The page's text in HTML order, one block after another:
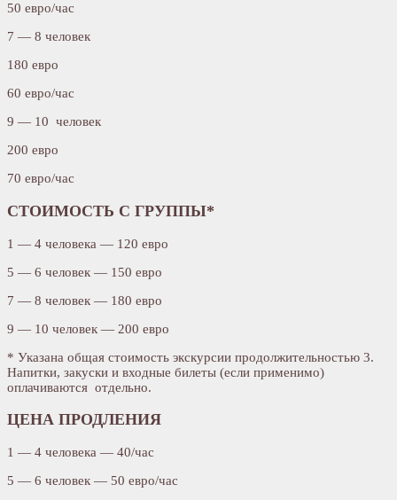
50 евро/час
7 — 8 человек
180 евро
60 евро/час
9 — 10 человек
200 евро
70 евро/час
СТОИМОСТЬ С ГРУППЫ*
1 — 4 человека — 120 евро
5 — 6 человек — 150 евро
7 — 8 человек — 180 евро
9 — 10 человек — 200 евро
* Указана общая стоимость экскурсии продолжительностью 3.
Напитки, закуски и входные билеты (если применимо)
оплачиваются отдельно.
ЦЕНА ПРОДЛЕНИЯ
1 — 4 человека — 40/час
5 — 6 человек — 50 евро/час